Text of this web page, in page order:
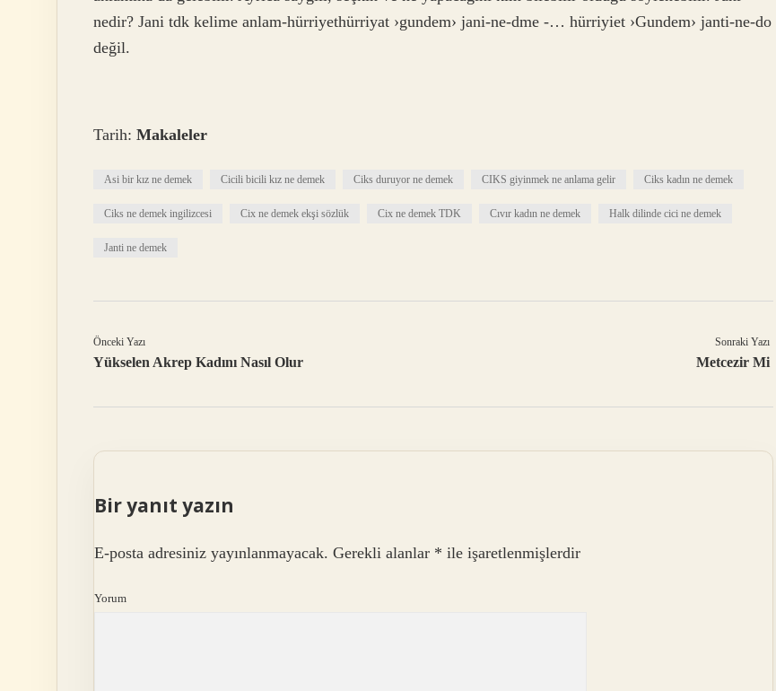
nedir? Jani tdk kelime anlam-hürriyethürriyat ›gundem› jani-ne-dme -… hürriyiet ›Gundem› janti-ne-do
değil.
Tarih: Makaleler
Asi bir kız ne demek Cicili bicili kız ne demek Ciks duruyor ne demek CIKS giyinmek ne anlama gelir Ciks kadın ne demek
Ciks ne demek ingilizcesi Cix ne demek ekşi sözlük Cix ne demek TDK Cıvır kadın ne demek Halk dilinde cici ne demek
Janti ne demek
Önceki Yazı
Yükselen Akrep Kadını Nasıl Olur
Sonraki Yazı
Metcezir Mi
Bir yanıt yazın
E-posta adresiniz yayınlanmayacak. Gerekli alanlar * ile işaretlenmişlerdir
Yorum